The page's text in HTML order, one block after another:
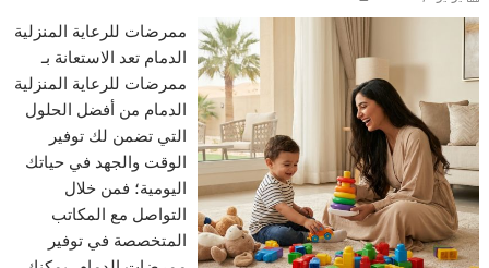
ممرضات للرعاية المنزلية
الدمام تعد الاستعانة بـ
ممرضات للرعاية المنزلية
الدمام من أفضل الحلول
التي تضمن لك توفير
الوقت والجهد في حياتك
اليومية؛ فمن خلال
التواصل مع المكاتب
المتخصصة في توفير